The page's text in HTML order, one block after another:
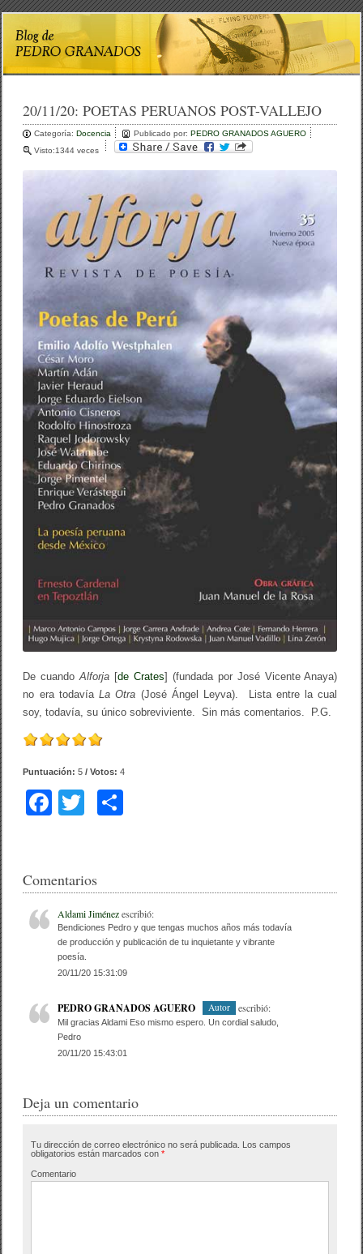
20/11/20:POETAS PERUANOS POST-VALLEJO
Categoría:Docencia Publicado por:PEDRO GRANADOS AGUERO
Visto:1344 veces
De cuandoAlforja [de Crates] (fundada por José Vicente Anaya)
no era todavíaLa Otra (José Ángel Leyva). Lista entre la cual
soy, todavía, su único sobreviviente. Sin más comentarios. P.G.
Puntuación:5 / Votos:4
F
e
b
o
o
k
er
ar
tir
Comentarios
Aldami Jiménezescribió:
Bendiciones Pedro y que tengas muchos años más todavía
de producción y publicación de tu inquietante y vibrante
poesía.
20/11/20 15:31:09
PEDRO GRANADOS AGUERO Autor escribió:
Mil gracias Aldami Eso mismo espero. Un cordial saludo,
Pedro
20/11/20 15:43:01
Deja un comentario
Tu dirección de correo electrónico no será publicada. Los campos
obligatorios están marcados con*
Comentario